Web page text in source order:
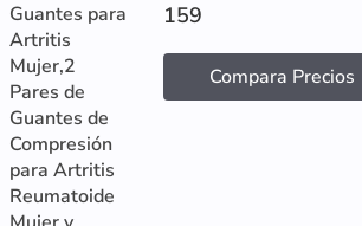
Guantes para
Artritis
Mujer,2
Pares de
Guantes de
Compresión
para Artritis
Reumatoide
159
Compara Precios